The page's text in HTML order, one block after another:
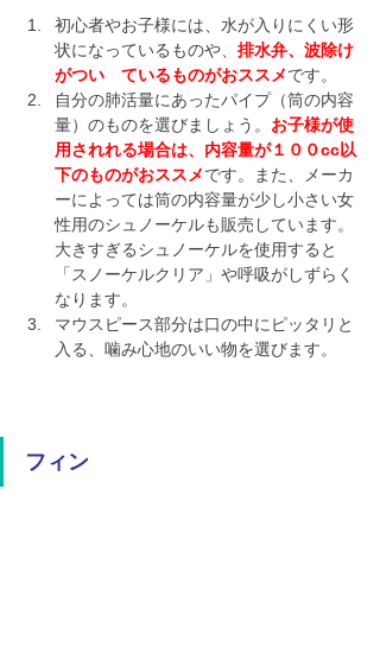
初心者やお子様には、水が入りにくい形
状になっているものや、 排水弁、波除け
がつい　ているものがおススメです。
自分の肺活量にあったパイプ（筒の内容
量）のものを選びましょう。 お子様が使
用されれる場合は、内容量が１００cc以
下のものがおススメです。また、メーカ
ーによっては筒の内容量が少し小さい女
性用のシュノーケルも販売しています。
大きすぎるシュノーケルを使用すると
「スノーケルクリア」や呼吸がしずらく
なります。
マウスピース部分は口の中にピッタリと
入る、噛み心地のいい物を選びます。
フィン